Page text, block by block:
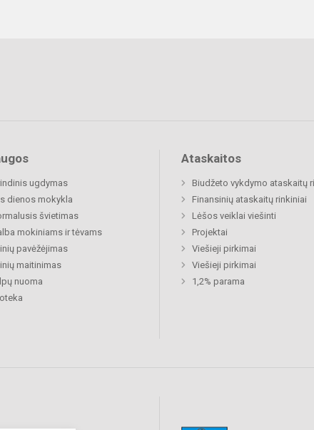
ugdymas
dienos mokykla
švietimas
mokiniams ir tėvams
pavėžėjimas
maitinimas
nuoma
Ataskaitos
Biudžeto vykdymo ataskaitų
Finansinių ataskaitų rinkiniai
Lėšos veiklai viešinti
Projektai
Viešieji pirkimai
Viešieji pirkimai
1,2% parama